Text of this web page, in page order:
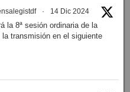
· 14 Dic 2024
la 8ª sesión ordinaria de la
transmisión en el siguiente